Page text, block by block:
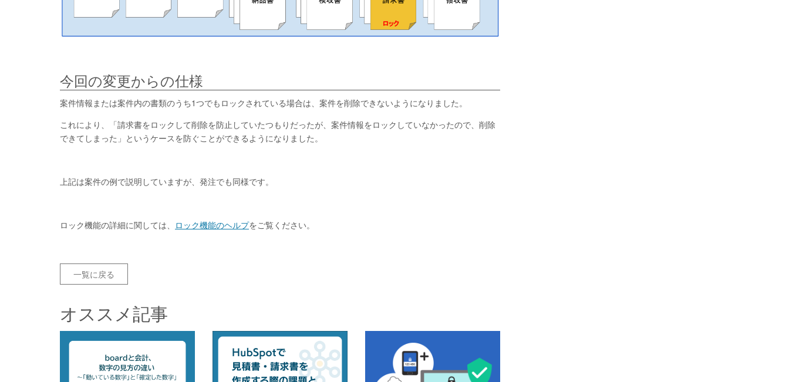
今回の変更からの仕様
案件情報または案件内の書類のうち1つでもロックされている場合は、案件を削除できないようになりました。
これにより、「請求書をロックして削除を防止していたつもりだったが、案件情報をロックしていなかったので、削除
できてしまった」というケースを防ぐことができるようになりました。
上記は案件の例で説明していますが、発注でも同様です。
ロック機能の詳細に関しては、 ロック機能のヘルプをご覧ください。
一覧に戻る
オススメ記事